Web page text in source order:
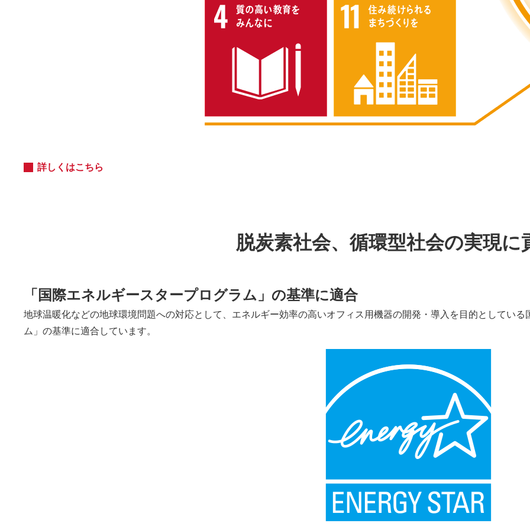
詳しくはこちら
脱炭素社会、循環型社会の実現に
「国際エネルギースタープログラム」の基準に適合
地球温暖化などの地球環境問題への対応として、エネルギー効率の高いオフィス用機器の開発・導入を目的としてい
ム」の基準に適合しています。